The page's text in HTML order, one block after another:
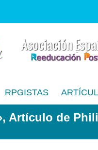
RPGISTAS
Artículo de